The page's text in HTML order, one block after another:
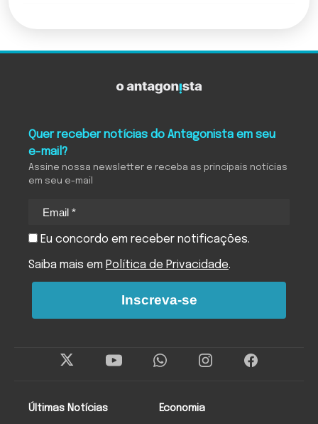
Últimas Notícias Economia
Quer receber notícias do Antagonista em seu
e-mail?
Assine nossa newsletter e receba as principais notícias
em seu e-mail
Eu concordo em receber notificações.
Saiba mais em Política de Privacidade.
Inscreva-se